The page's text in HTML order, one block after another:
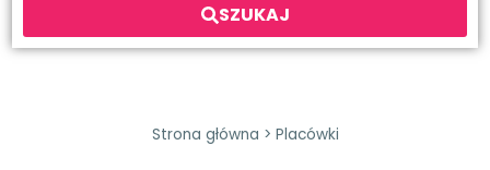
SZUKAJ
Strona główna > Placówki